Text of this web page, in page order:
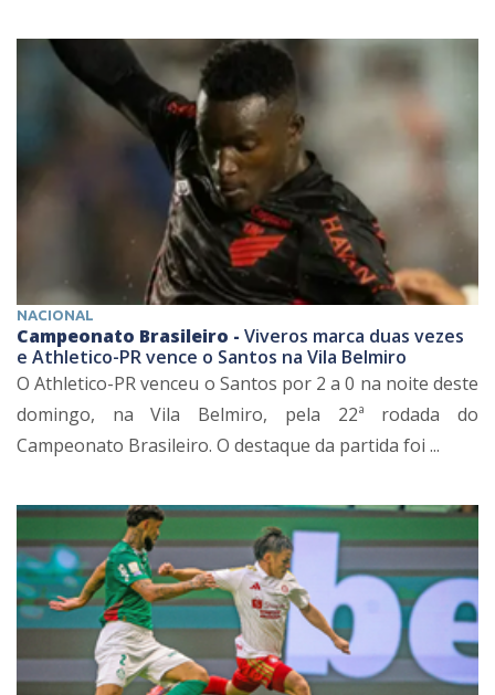
NACIONAL
Campeonato Brasileiro - Viveros marca duas vezes
e Athletico-PR vence o Santos na Vila Belmiro
O Athletico-PR venceu o Santos por 2 a 0 na noite deste
domingo, na Vila Belmiro, pela 22ª rodada do
Campeonato Brasileiro. O destaque da partida foi ...